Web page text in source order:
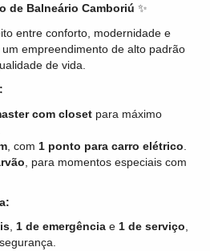
de Balneário Camboriú ✨
entre conforto, modernidade e
empreendimento de alto padrão
de vida.
com closet para máximo
, com 1 ponto para carro elétrico
, para momentos especiais com
1 de emergência e 1 de serviço